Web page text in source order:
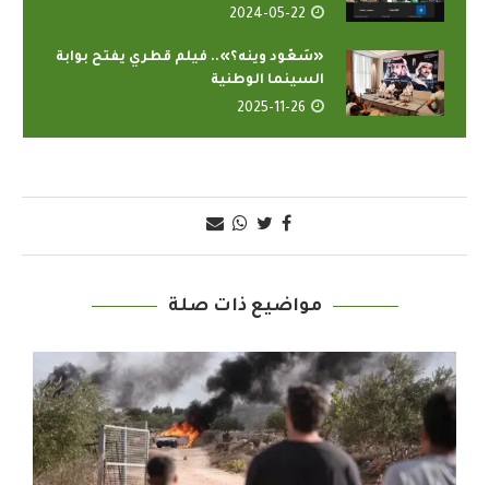
2024-05-22
«سَعّود وينه؟».. فيلم قطري يفتح بوابة
السينما الوطنية
2025-11-26
مواضيع ذات صلة